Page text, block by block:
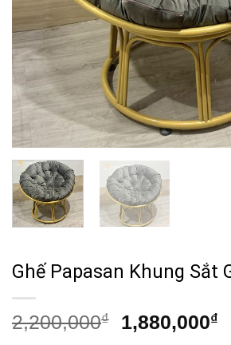
Ghế Papasan Khung Sắt
2,200,000₫
Giá
1,880,000₫